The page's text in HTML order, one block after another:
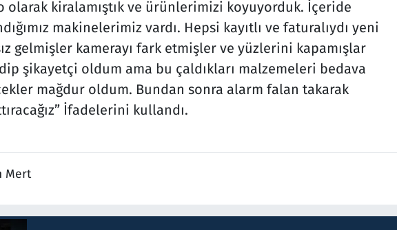
olarak kiralamıştık ve ürünlerimizi koyuyorduk. İçeride
makinelerimiz vardı. Hepsi kayıtlı ve faturalıydı yeni
gelmişler kamerayı fark etmişler ve yüzlerini kapamışlar
şikayetçi oldum ama bu çaldıkları malzemeleri bedava
mağdur oldum. Bundan sonra alarm falan takarak
İfadelerini kullandı.
Mert